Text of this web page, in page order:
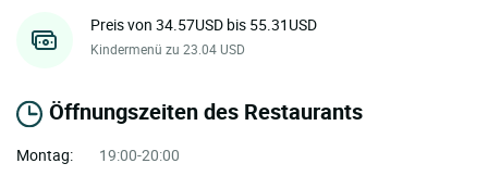
Preis von 34.57USD bis 55.31USD
Kindermenü zu 23.04 USD
Öffnungszeiten des Restaurants
Montag:
19:00-20:00